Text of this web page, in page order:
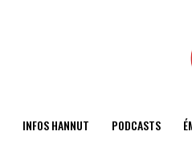
INFOS HANNUT PODCASTS